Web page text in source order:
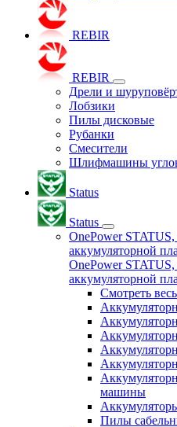
REBIR
REBIR
Дрели и
Лобзики
Пилы дисковые
Рубанки
Смесители
Шлифмашины
Status
Status
OnePower
аккумуляторной
OnePower
аккумуляторной
Смотреть
машины
Пилы